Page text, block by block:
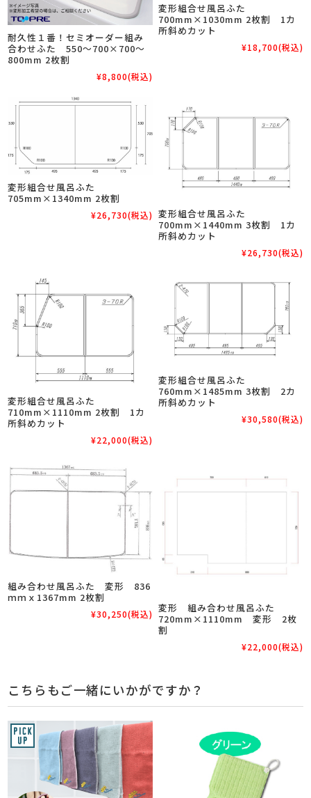
耐久性１番！セミオーダー組み
合わせふた 550～700×700～
800mm 2枚割
¥8,800(税込)
変形組合せ風呂ふた
700mm×1030mm 2枚割 1カ
所斜めカット
¥18,700(税込)
変形組合せ風呂ふた
705mm×1340mm 2枚割
¥26,730(税込) 変形組合せ風呂ふた
700mm×1440mm 3枚割 1カ
所斜めカット
¥26,730(税込)
変形組合せ風呂ふた
710mm×1110mm 2枚割 1カ
所斜めカット
¥22,000(税込)
変形組合せ風呂ふた
760mm×1485mm 3枚割 2カ
所斜めカット
¥30,580(税込)
組み合わせ風呂ふた 変形 836
ｍｍｘ1367mm 2枚割
¥30,250(税込)
変形 組み合わせ風呂ふた
720mm×1110mm 変形 2枚
割
¥22,000(税込)
こちらもご一緒にいかがですか？